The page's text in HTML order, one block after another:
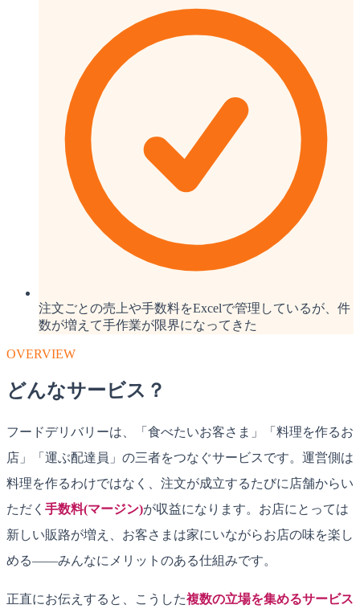
注文ごとの売上や手数料をExcelで管理しているが、件
数が増えて手作業が限界になってきた
OVERVIEW
どんなサービス？
フードデリバリーは、「食べたいお客さま」「料理を作るお
店」「運ぶ配達員」の三者をつなぐサービスです。運営側は
料理を作るわけではなく、注文が成立するたびに店舗からい
ただく 手数料(マージン)が収益になります。お店にとっては
新しい販路が増え、お客さまは家にいながらお店の味を楽し
める——みんなにメリットのある仕組みです。
正直にお伝えすると、こうした複数の立場を集めるサービス